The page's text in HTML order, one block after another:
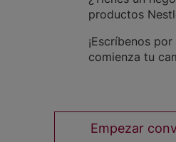
productos
¡Escríbenos
comienza tu
Empezar